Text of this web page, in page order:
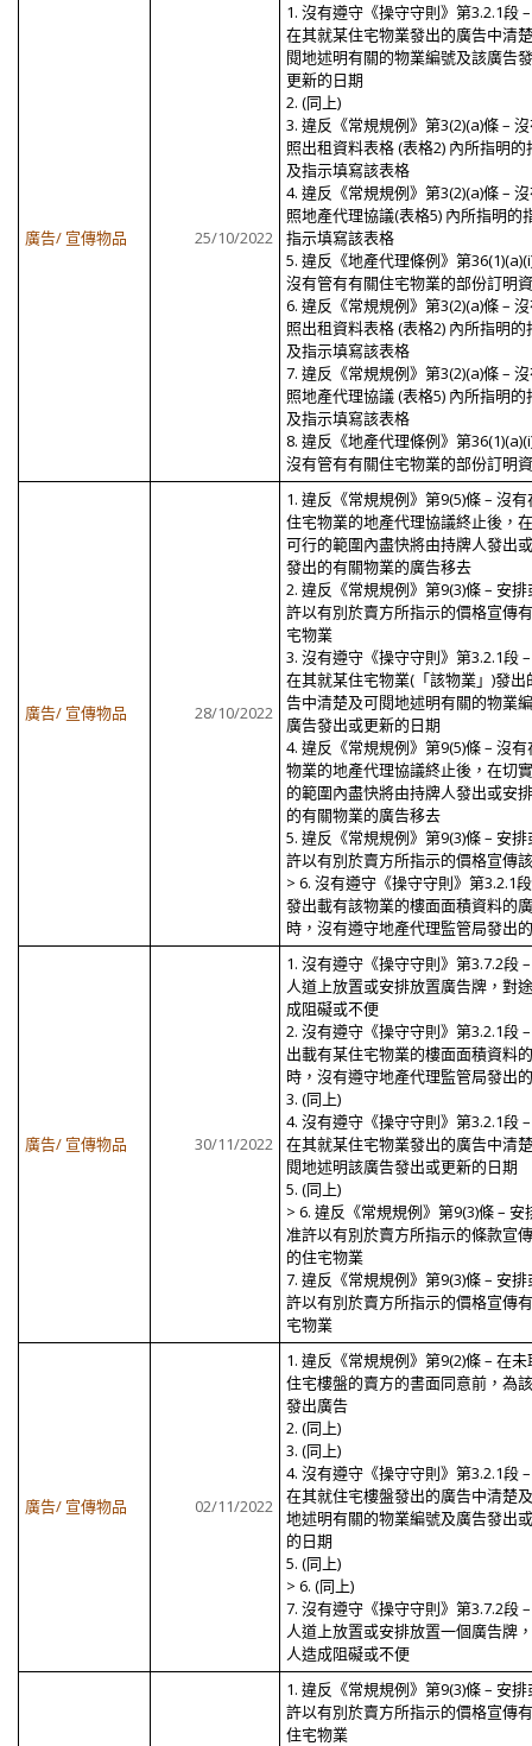
廣告/ 宣傳物品 25/10/2022
1. 沒有遵守《操守守則》第3.2.1段
在其就某住宅物業發出的廣告中清
閱地述明有關的物業編號及該廣告
更新的日期
2. (同上)
3. 違反《常規規例》第3(2)(a)條 –
照出租資料表格 (表格2) 內所指明的
及指示填寫該表格
4. 違反《常規規例》第3(2)(a)條 –
照地產代理協議(表格5) 內所指明的
指示填寫該表格
5. 違反《地產代理條例》第
沒有管有有關住宅物業的部份訂明
6. 違反《常規規例》第3(2)(a)條 –
照出租資料表格 (表格2) 內所指明的
及指示填寫該表格
7. 違反《常規規例》第3(2)(a)條 –
照地產代理協議 (表格5) 內所指明的
及指示填寫該表格
8. 違反《地產代理條例》第
沒有管有有關住宅物業的部份訂明
廣告/ 宣傳物品 28/10/2022
1. 違反《常規規例》第9(5)條 – 沒有
住宅物業的地產代理協議終止後，
可行的範圍內盡快將由持牌人發出
發出的有關物業的廣告移去
2. 違反《常規規例》第9(3)條 – 安排
許以有別於賣方所指示的價格宣傳
宅物業
3. 沒有遵守《操守守則》第3.2.1段
在其就某住宅物業(「該物業」)發出
告中清楚及可閱地述明有關的物業
廣告發出或更新的日期
4. 違反《常規規例》第9(5)條 – 沒有
物業的地產代理協議終止後，在切
的範圍內盡快將由持牌人發出或安
的有關物業的廣告移去
5. 違反《常規規例》第9(3)條 – 安排
許以有別於賣方所指示的價格宣傳
> 6. 沒有遵守《操守守則》第3.2.1
發出載有該物業的樓面面積資料的
時，沒有遵守地產代理監管局發出
廣告/ 宣傳物品 30/11/2022
1. 沒有遵守《操守守則》第3.7.2段
人道上放置或安排放置廣告牌，對
成阻礙或不便
2. 沒有遵守《操守守則》第3.2.1段
出載有某住宅物業的樓面面積資料
時，沒有遵守地產代理監管局發出
3. (同上)
4. 沒有遵守《操守守則》第3.2.1段
在其就某住宅物業發出的廣告中清
閱地述明該廣告發出或更新的日期
5. (同上)
> 6. 違反《常規規例》第9(3)條 – 安
准許以有別於賣方所指示的條款宣
的住宅物業
7. 違反《常規規例》第9(3)條 – 安排
許以有別於賣方所指示的價格宣傳
宅物業
廣告/ 宣傳物品 02/11/2022
1. 違反《常規規例》第9(2)條 – 在未
住宅樓盤的賣方的書面同意前，為
發出廣告
2. (同上)
3. (同上)
4. 沒有遵守《操守守則》第3.2.1段
在其就住宅樓盤發出的廣告中清楚
地述明有關的物業編號及廣告發出
的日期
5. (同上)
> 6. (同上)
7. 沒有遵守《操守守則》第3.7.2段
人道上放置或安排放置一個廣告牌
人造成阻礙或不便
1. 違反《常規規例》第9(3)條 – 安排
許以有別於賣方所指示的價格宣傳
住宅物業